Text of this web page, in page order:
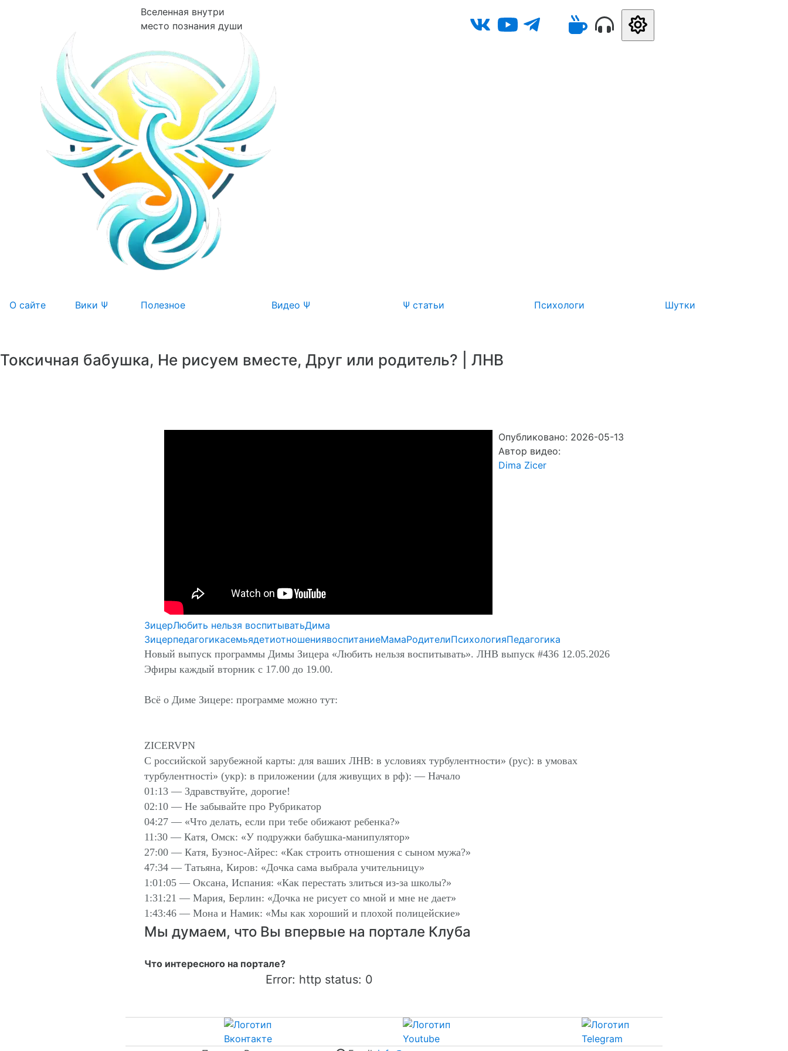
Вселенная внутри
место познания души
О сайте Вики Ψ Полезное Видео Ψ Ψ статьи Психологи Шутки
Токсичная бабушка, Не рисуем вместе, Друг или родитель? | ЛНВ
Опубликовано: 2026-05-13
Автор видео:
Dima Zicer
ЗицерЛюбить нельзя воспитыватьДима
ЗицерпедагогикасемьядетиотношениявоспитаниеМамаРодителиПсихологияПедагогика
Новый выпуск программы Димы Зицера «Любить нельзя воспитывать». ЛНВ выпуск #436 12.05.2026
Эфиры каждый вторник с 17.00 до 19.00.
Всё о Диме Зицере: программе можно тут:
ZICERVPN
С российской зарубежной карты: для ваших ЛНВ: в условиях турбулентности» (рус): в умовах
турбулентності» (укр): в приложении (для живущих в рф): — Начало
01:13 — Здравствуйте, дорогие!
02:10 — Не забывайте про Рубрикатор
04:27 — «Что делать, если при тебе обижают ребенка?»
11:30 — Катя, Омск: «У подружки бабушка-манипулятор»
27:00 — Катя, Буэнос-Айрес: «Как строить отношения с сыном мужа?»
47:34 — Татьяна, Киров: «Дочка сама выбрала учительницу»
1:01:05 — Оксана, Испания: «Как перестать злиться из-за школы?»
1:31:21 — Мария, Берлин: «Дочка не рисует со мной и мне не дает»
1:43:46 — Мона и Намик: «Мы как хороший и плохой полицейские»
Мы думаем, что Вы впервые на портале Клуба
Что интересного на портале?
Error: http status: 0